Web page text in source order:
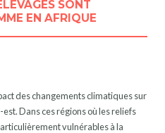
SONT
EN AFRIQUE
des changements climatiques sur
Dans ces régions où les reliefs
vulnérables à la